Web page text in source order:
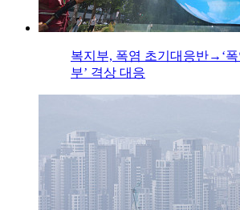
복지부, 폭염 초기대응반→‘
부’ 격상 대응